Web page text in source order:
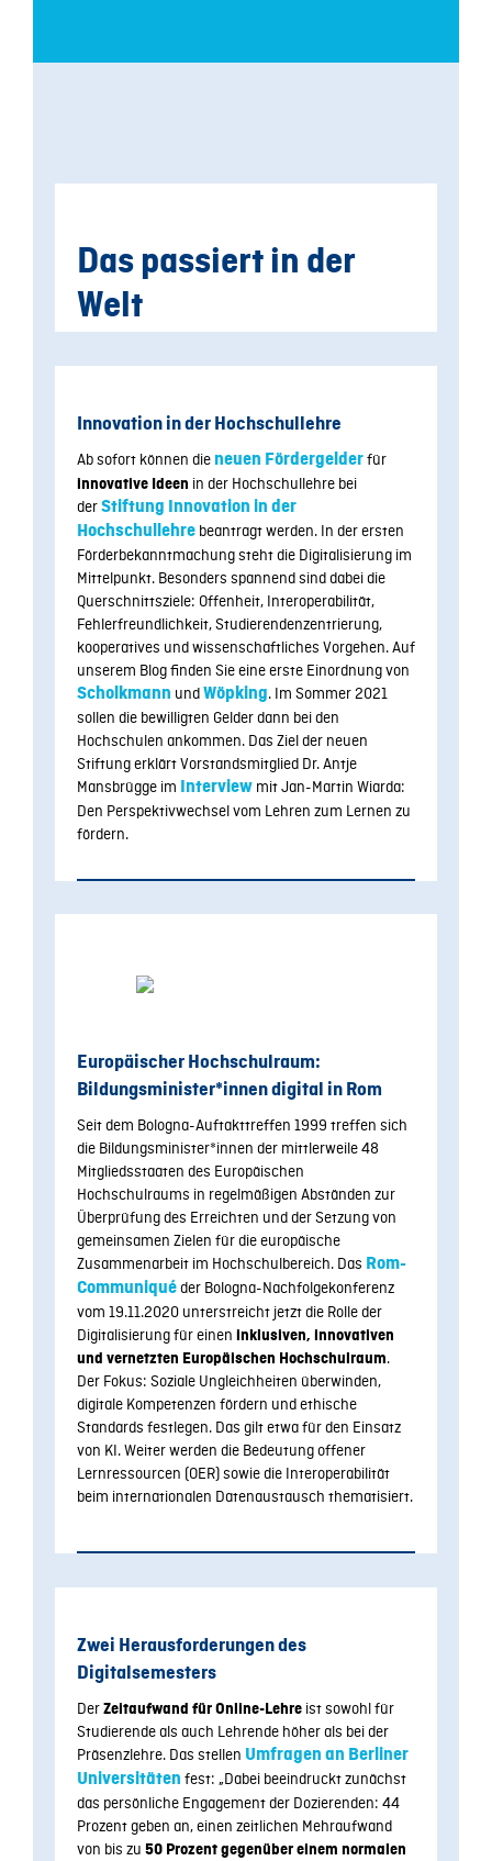
Das passiert in der
Welt
Innovation in der Hochschullehre
Ab sofort können die neuen Fördergelderfür
innovative Ideen in der Hochschullehre bei
derStiftung Innovation in der
Hochschullehre beantragt werden. In der ersten
Förderbekanntmachung steht die Digitalisierung im
Mittelpunkt. Besonders spannend sind dabei die
Querschnittsziele: Offenheit, Interoperabilität,
Fehlerfreundlichkeit, Studierendenzentrierung,
kooperatives und wissenschaftliches Vorgehen.Auf
unserem Blog finden Sie eine erste Einordnungvon
Scholkmann undWöpking. Im Sommer 2021
sollen die bewilligten Gelder dann bei den
Hochschulen ankommen. Das Ziel der neuen
Stiftung erklärt Vorstandsmitglied Dr. Antje
Mansbrügge im Interview mit Jan-Martin Wiarda:
Den Perspektivwechsel vom Lehren zum Lernen zu
fördern.
Europäischer Hochschulraum:
Bildungsminister*innen digital in Rom
Seit dem Bologna-Auftakttreffen 1999 treffen sich
die Bildungsminister*innen der mittlerweile 48
Mitgliedsstaaten des Europäischen
Hochschulraums in regelmäßigen Abständen zur
Überprüfung des Erreichten und der Setzung von
gemeinsamen Zielen für die europäische
Zusammenarbeit im Hochschulbereich. Das Rom-
Communiquéder Bologna-Nachfolgekonferenz
vom 19.11.2020 unterstreicht jetzt die Rolle der
Digitalisierung für einen inklusiven, innovativen
und vernetzten Europäischen Hochschulraum.
Der Fokus: Soziale Ungleichheiten überwinden,
digitale Kompetenzen fördern und ethische
Standards festlegen. Das gilt etwa für den Einsatz
von KI. Weiter werden die Bedeutung offener
Lernressourcen (OER) sowie die Interoperabilität
beim internationalen Datenaustausch thematisiert.
Zwei Herausforderungen des
Digitalsemesters
Der Zeitaufwand für Online-Lehre ist sowohl für
Studierende als auch Lehrende höher als bei der
Präsenzlehre. Das stellen Umfragen an Berliner
Universitäten fest: „Dabei beeindruckt zunächst
das persönliche Engagement der Dozierenden: 44
Prozent geben an, einen zeitlichen Mehraufwand
von bis zu 50 Prozent gegenüber einem normalen